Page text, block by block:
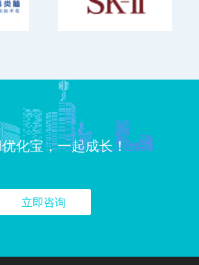
化宝，一起成长！
立即咨询